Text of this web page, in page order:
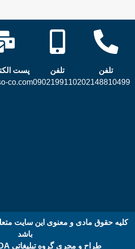
تلفن
02148810499
تلفن
09021991102
پست
co.com
کلیه حقوق مادی و معنوی این سایت
باشد
طراح و مجری گروه تبلیغاتی ADSISDA انگلیس